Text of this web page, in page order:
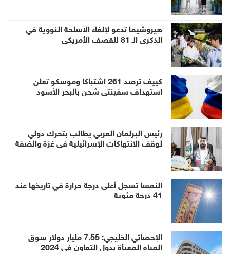
هيروشيما تدعو لإلغاء الأسلحة النووية في
الذكرى الـ 81 للقصف الأمريكي
كييف ترصد 261 اشتباكا وموسكو تعلن
استهداف سفينتي شحن بالبحر الأسود
رئيس البرلمان العربي يطالب بتحرك دولي
لوقف الانتهاكات الإسرائيلية في غزة والضفة
النمسا تسجل أعلى درجة حرارة في تاريخها عند
41 درجة مئوية
الإحصائي الخليجي: 7.55 مليار دولار سوق
المياه المعبأة بدول التعاون في 2024